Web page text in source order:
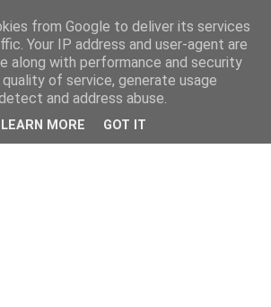
from Google to deliver its services
Your IP address and user-agent are
along with performance and security
of service, generate usage
and address abuse.
LEARN MORE GOT IT